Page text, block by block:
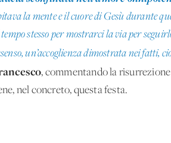
la mente e il cuore di Gesù durante
stesso per mostrarci la via per
un’accoglienza dimostrata nei fatti,
, commentando la
nel concreto, questa festa.